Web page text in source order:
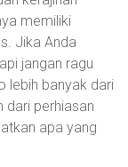
memiliki
Jika Anda
jangan ragu
lebih banyak dari
dari perhiasan
apa yang